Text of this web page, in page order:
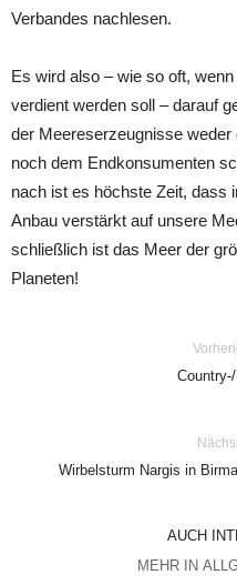
Verbandes nachlesen.
Es wird also – wie so oft, wenn
verdient werden soll – darauf
der Meereserzeugnisse weder
noch dem Endkonsumenten
nach ist es höchste Zeit, dass
Anbau verstärkt auf unsere
schließlich ist das Meer der
Planeten!
Wirbelsturm Nargis in
AUCH
MEHR IN